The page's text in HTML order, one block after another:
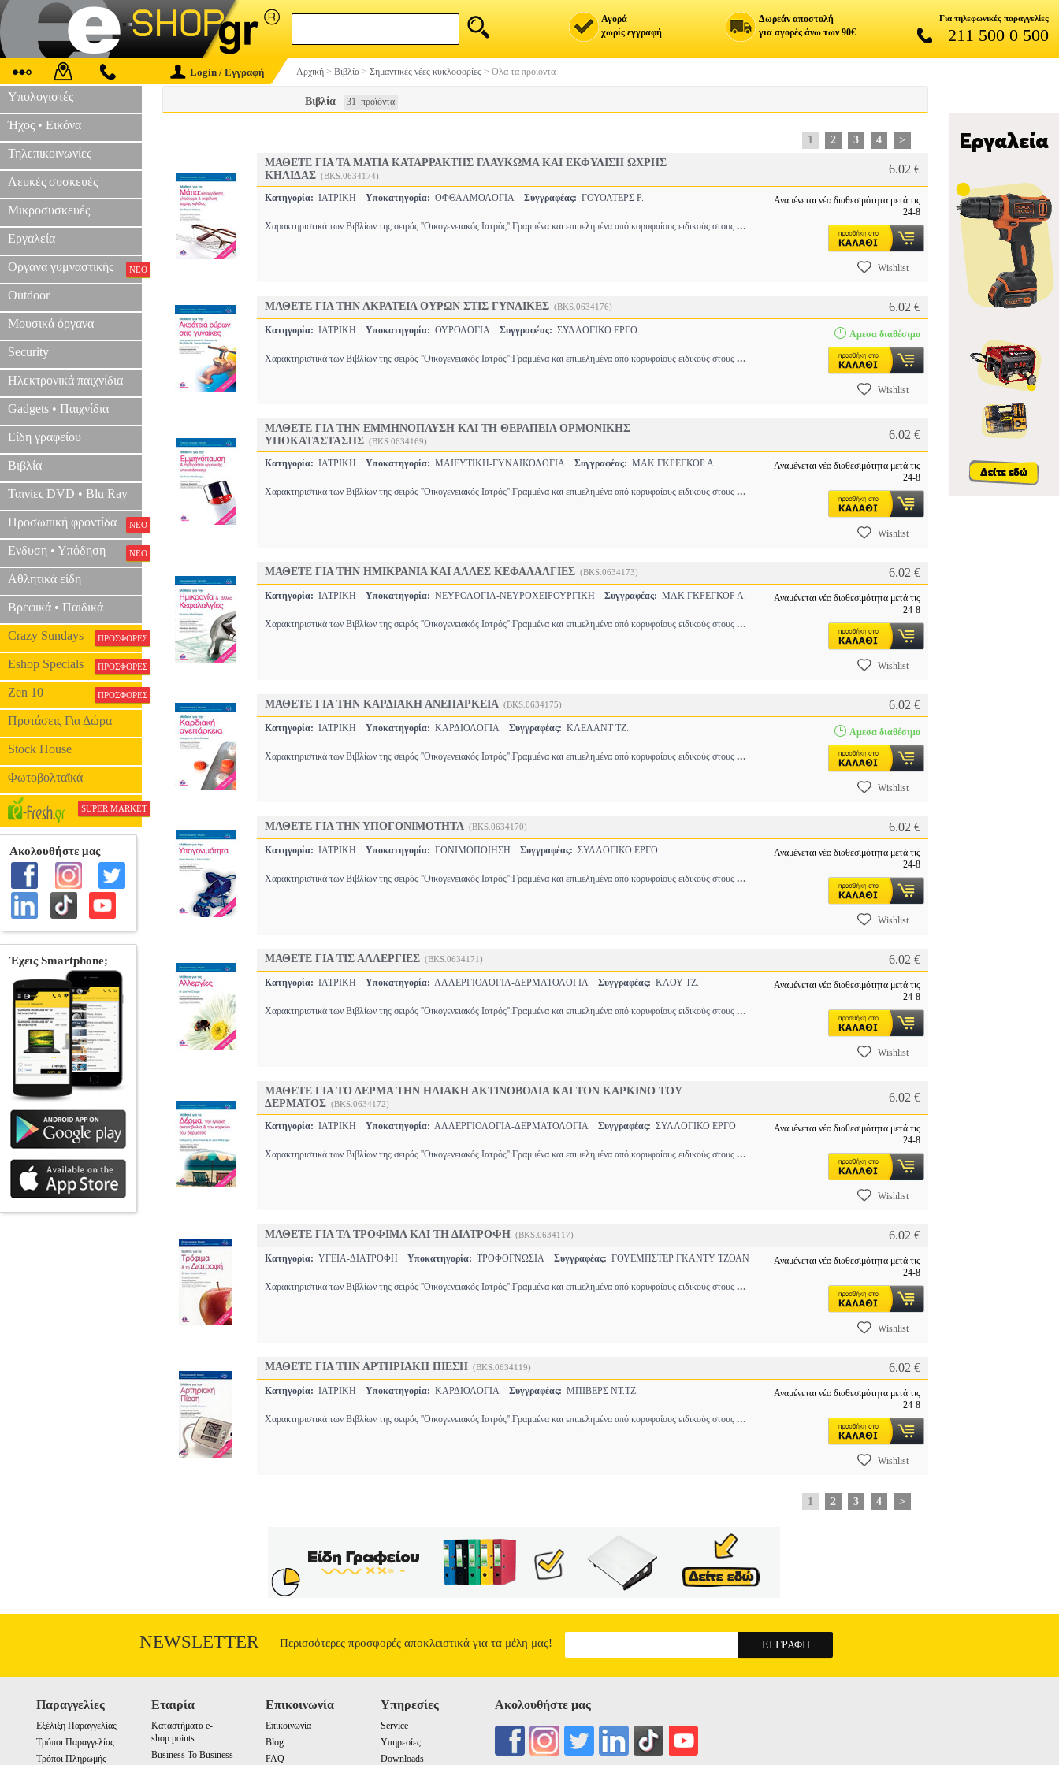
Αγορά
χωρίς εγγραφή
Δωρεάν αποστολή
για αγορές άνω των 90€
Για τηλεφωνικές παραγγελίες
211 500 0 500
Login / Εγγραφή Αρχική > Βιβλία > Σημαντικές νέες κυκλοφορίες >Όλα τα προϊόντα
Υπολογιστές
Ήχος • Εικόνα
Τηλεπικοινωνίες
Λευκές συσκευές
Μικροσυσκευές
Εργαλεία
Οργανα γυμναστικής ΝΕΟ
Outdoor
Μουσικά όργανα
Security
Ηλεκτρονικά παιχνίδια
Gadgets • Παιχνίδια
Είδη γραφείου
Βιβλία
Ταινίες DVD • Blu Ray
Προσωπική φροντίδα ΝΕΟ
Ενδυση • Υπόδηση ΝΕΟ
Αθλητικά είδη
Βρεφικά • Παιδικά
Crazy Sundays ΠΡΟΣΦΟΡΕΣ
Eshop Specials ΠΡΟΣΦΟΡΕΣ
Zen 10 ΠΡΟΣΦΟΡΕΣ
Προτάσεις Για Δώρα
Stock House
Φωτοβολταϊκά
SUPER MARKET
Βιβλία 31 προϊόντα
1 2 3 4
>
ΜΑΘΕΤΕ ΓΙΑ ΤΑ ΜΑΤΙΑ ΚΑΤΑΡΡΑΚΤΗΣ ΓΛΑΥΚΩΜΑ ΚΑΙ ΕΚΦΥΛΙΣΗ ΩΧΡΗΣ
ΚΗΛΙΔΑΣ (BKS.0634174) 6.02 €
Κατηγορία: ΙΑΤΡΙΚΗ Υποκατηγορία: ΟΦΘΑΛΜΟΛΟΓΙΑ Συγγραφέας: ΓΟΥΟΛΤΕΡΣ Ρ.
Χαρακτηριστικά των Βιβλίων της σειράς ''Οικογενειακός Ιατρός'':Γραμμένα και επιμελημένα από κορυφαίους ειδικούς στους ...
Αναμένεται νέα διαθεσιμότητα μετά τις
24-8
Wishlist
ΜΑΘΕΤΕ ΓΙΑ ΤΗΝ ΑΚΡΑΤΕΙΑ ΟΥΡΩΝ ΣΤΙΣ ΓΥΝΑΙΚΕΣ (BKS.0634176) 6.02 €
Κατηγορία: ΙΑΤΡΙΚΗ Υποκατηγορία: ΟΥΡΟΛΟΓΙΑ Συγγραφέας: ΣΥΛΛΟΓΙΚΟ ΕΡΓΟ
Χαρακτηριστικά των Βιβλίων της σειράς ''Οικογενειακός Ιατρός'':Γραμμένα και επιμελημένα από κορυφαίους ειδικούς στους ...
Αμεσα διαθέσιμο
Wishlist
ΜΑΘΕΤΕ ΓΙΑ ΤΗΝ ΕΜΜΗΝΟΠΑΥΣΗ ΚΑΙ ΤΗ ΘΕΡΑΠΕΙΑ ΟΡΜΟΝΙΚΗΣ
ΥΠΟΚΑΤΑΣΤΑΣΗΣ (BKS.0634169) 6.02 €
Κατηγορία: ΙΑΤΡΙΚΗ Υποκατηγορία: ΜΑΙΕΥΤΙΚΗ-ΓΥΝΑΙΚΟΛΟΓΙΑ Συγγραφέας: ΜΑΚ ΓΚΡΕΓΚΟΡ Α.
Χαρακτηριστικά των Βιβλίων της σειράς ''Οικογενειακός Ιατρός'':Γραμμένα και επιμελημένα από κορυφαίους ειδικούς στους ...
Αναμένεται νέα διαθεσιμότητα μετά τις
24-8
Wishlist
ΜΑΘΕΤΕ ΓΙΑ ΤΗΝ ΗΜΙΚΡΑΝΙΑ ΚΑΙ ΑΛΛΕΣ ΚΕΦΑΛΑΛΓΙΕΣ (BKS.0634173) 6.02 €
Κατηγορία: ΙΑΤΡΙΚΗ Υποκατηγορία: ΝΕΥΡΟΛΟΓΙΑ-ΝΕΥΡΟΧΕΙΡΟΥΡΓΙΚΗ Συγγραφέας: ΜΑΚ ΓΚΡΕΓΚΟΡ Α.
Χαρακτηριστικά των Βιβλίων της σειράς ''Οικογενειακός Ιατρός'':Γραμμένα και επιμελημένα από κορυφαίους ειδικούς στους ...
Αναμένεται νέα διαθεσιμότητα μετά τις
24-8
Wishlist
ΜΑΘΕΤΕ ΓΙΑ ΤΗΝ ΚΑΡΔΙΑΚΗ ΑΝΕΠΑΡΚΕΙΑ (BKS.0634175) 6.02 €
Κατηγορία: ΙΑΤΡΙΚΗ Υποκατηγορία: ΚΑΡΔΙΟΛΟΓΙΑ Συγγραφέας: ΚΛΕΛΑΝΤ ΤΖ.
Χαρακτηριστικά των Βιβλίων της σειράς ''Οικογενειακός Ιατρός'':Γραμμένα και επιμελημένα από κορυφαίους ειδικούς στους ...
Αμεσα διαθέσιμο
Wishlist
ΜΑΘΕΤΕ ΓΙΑ ΤΗΝ ΥΠΟΓΟΝΙΜΟΤΗΤΑ (BKS.0634170) 6.02 €
Κατηγορία: ΙΑΤΡΙΚΗ Υποκατηγορία: ΓΟΝΙΜΟΠΟΙΗΣΗ Συγγραφέας: ΣΥΛΛΟΓΙΚΟ ΕΡΓΟ
Χαρακτηριστικά των Βιβλίων της σειράς ''Οικογενειακός Ιατρός'':Γραμμένα και επιμελημένα από κορυφαίους ειδικούς στους ...
Αναμένεται νέα διαθεσιμότητα μετά τις
24-8
Wishlist
ΜΑΘΕΤΕ ΓΙΑ ΤΙΣ ΑΛΛΕΡΓΙΕΣ (BKS.0634171) 6.02 €
Κατηγορία: ΙΑΤΡΙΚΗ Υποκατηγορία: ΑΛΛΕΡΓΙΟΛΟΓΙΑ-ΔΕΡΜΑΤΟΛΟΓΙΑ Συγγραφέας: ΚΛΟΥ ΤΖ.
Χαρακτηριστικά των Βιβλίων της σειράς ''Οικογενειακός Ιατρός'':Γραμμένα και επιμελημένα από κορυφαίους ειδικούς στους ...
Αναμένεται νέα διαθεσιμότητα μετά τις
24-8
Wishlist
ΜΑΘΕΤΕ ΓΙΑ ΤΟ ΔΕΡΜΑ ΤΗΝ ΗΛΙΑΚΗ ΑΚΤΙΝΟΒΟΛΙΑ ΚΑΙ ΤΟΝ ΚΑΡΚΙΝΟ ΤΟΥ
ΔΕΡΜΑΤΟΣ (BKS.0634172) 6.02 €
Κατηγορία: ΙΑΤΡΙΚΗ Υποκατηγορία: ΑΛΛΕΡΓΙΟΛΟΓΙΑ-ΔΕΡΜΑΤΟΛΟΓΙΑ Συγγραφέας: ΣΥΛΛΟΓΙΚΟ ΕΡΓΟ
Χαρακτηριστικά των Βιβλίων της σειράς ''Οικογενειακός Ιατρός'':Γραμμένα και επιμελημένα από κορυφαίους ειδικούς στους ...
Αναμένεται νέα διαθεσιμότητα μετά τις
24-8
Wishlist
ΜΑΘΕΤΕ ΓΙΑ ΤΑ ΤΡΟΦΙΜΑ ΚΑΙ ΤΗ ΔΙΑΤΡΟΦΗ (BKS.0634117) 6.02 €
Κατηγορία: ΥΓΕΙΑ-ΔΙΑΤΡΟΦΗ Υποκατηγορία: ΤΡΟΦΟΓΝΩΣΙΑ Συγγραφέας: ΓΟΥΕΜΠΣΤΕΡ ΓΚΑΝΤΥ ΤΖΟΑΝ
Χαρακτηριστικά των Βιβλίων της σειράς ''Οικογενειακός Ιατρός'':Γραμμένα και επιμελημένα από κορυφαίους ειδικούς στους ...
Αναμένεται νέα διαθεσιμότητα μετά τις
24-8
Wishlist
ΜΑΘΕΤΕ ΓΙΑ ΤΗΝ ΑΡΤΗΡΙΑΚΗ ΠΙΕΣΗ (BKS.0634119) 6.02 €
Κατηγορία: ΙΑΤΡΙΚΗ Υποκατηγορία: ΚΑΡΔΙΟΛΟΓΙΑ Συγγραφέας: ΜΠΙΒΕΡΣ ΝΤ.ΤΖ.
Χαρακτηριστικά των Βιβλίων της σειράς ''Οικογενειακός Ιατρός'':Γραμμένα και επιμελημένα από κορυφαίους ειδικούς στους ...
Αναμένεται νέα διαθεσιμότητα μετά τις
24-8
Wishlist
1 2 3 4 >
NEWSLETTER Περισσότερες προσφορές αποκλειστικά για τα μέλη μας!
Παραγγελίες
Εξέλιξη Παραγγελίας
Τρόποι Παραγγελίας
Τρόποι Πληρωμής
Εταιρία
Καταστήματα e-
shop points
Business To Business
Επικοινωνία
Επικοινωνία
Blog
FAQ
Υπηρεσίες
Service
Υπηρεσίες
Downloads
Ακολουθήστε μας